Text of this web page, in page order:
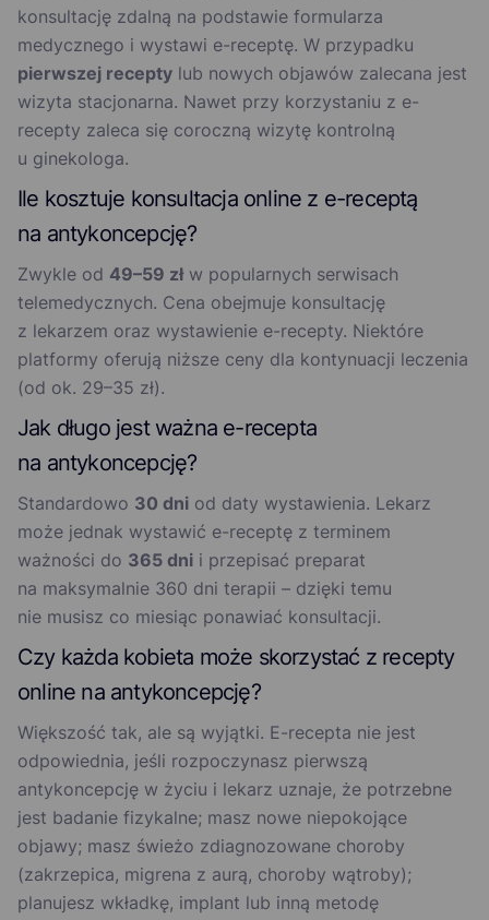
konsultację zdalną na podstawie formularza
medycznego i wystawi e-receptę. W przypadku
pierwszej recepty lub nowych objawów zalecana jest
wizyta stacjonarna. Nawet przy korzystaniu z e-
recepty zaleca się coroczną wizytę kontrolną
u ginekologa.
Ile kosztuje konsultacja online z e-receptą
na antykoncepcję?
Zwykle od 49–59 złw popularnych serwisach
telemedycznych. Cena obejmuje konsultację
z lekarzem oraz wystawienie e-recepty. Niektóre
platformy oferują niższe ceny dla kontynuacji leczenia
(od ok. 29–35 zł).
Jak długo jest ważna e-recepta
na antykoncepcję?
Standardowo 30 dni od daty wystawienia. Lekarz
może jednak wystawić e-receptę z terminem
ważności do 365 dni i przepisać preparat
na maksymalnie 360 dni terapii – dzięki temu
nie musisz co miesiąc ponawiać konsultacji.
Czy każda kobieta może skorzystać z recepty
online na antykoncepcję?
Większość tak, ale są wyjątki. E-recepta nie jest
odpowiednia, jeśli rozpoczynasz pierwszą
antykoncepcję w życiu i lekarz uznaje, że potrzebne
jest badanie fizykalne; masz nowe niepokojące
objawy; masz świeżo zdiagnozowane choroby
(zakrzepica, migrena z aurą, choroby wątroby);
planujesz wkładkę, implant lub inną metodę